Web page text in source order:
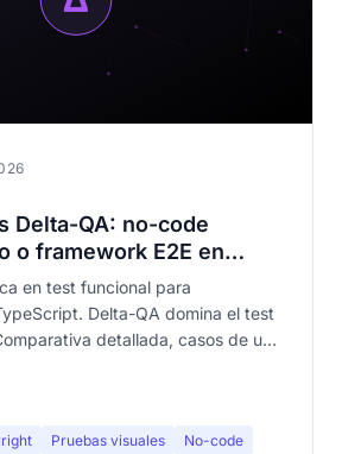
Delta-QA: no-code
o framework E2E en
en test funcional para
Delta-QA domina el test
detallada, casos de uso
Pruebas visuales
No-code